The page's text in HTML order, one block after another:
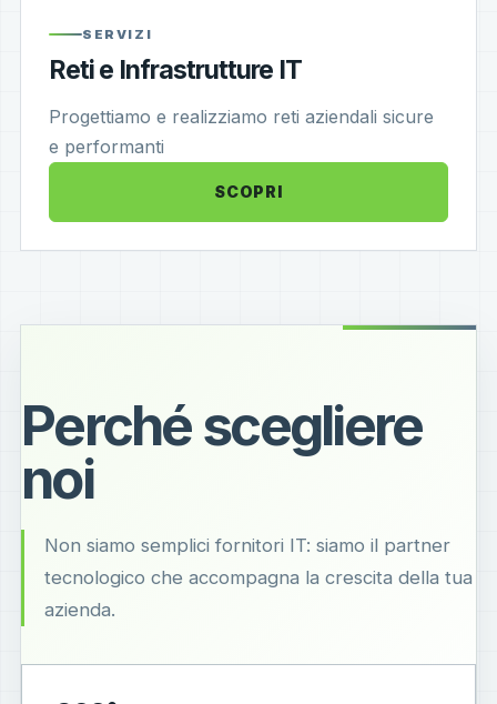
SERVIZI
Reti e Infrastrutture IT
Progettiamo e realizziamo reti aziendali sicure
e performanti
SCOPRI
Perché scegliere
noi
Non siamo semplici fornitori IT: siamo il partner
tecnologico che accompagna la crescita della tua
azienda.